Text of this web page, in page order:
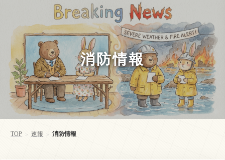
消防情報
TOP > 速報 > 消防情報